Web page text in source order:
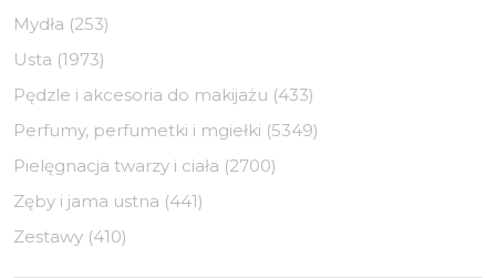
Mydła (253)
Usta (1973)
Pędzle i akcesoria do makijażu (433)
Perfumy, perfumetki i mgiełki (5349)
Pielęgnacja twarzy i ciała (2700)
Zęby i jama ustna (441)
Zestawy (410)